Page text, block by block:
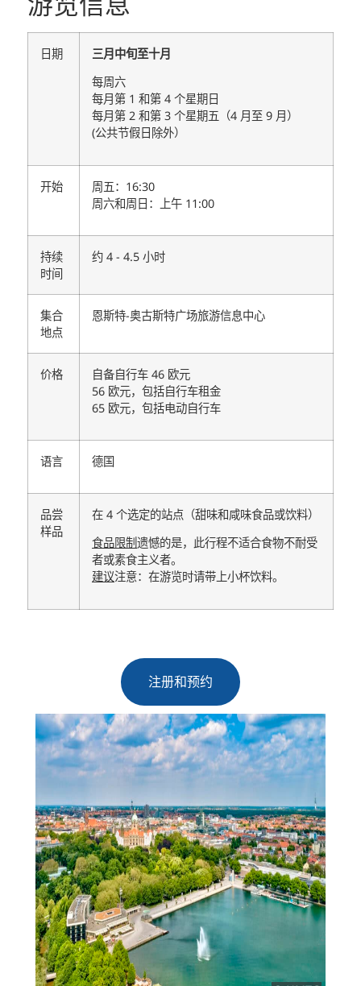
日期
三月中旬至十月
每周六
每月第 1 和第 4 个星期日
每月第 2 和第 3 个星期五（4 月至 9 月）
(公共节假日除外）
开始
周五：16:30
周六和周日：上午 11:00
持续
时间
约 4 - 4.5 小时
集合
地点
恩斯特-奥古斯特广场旅游信息中心
价格
自备自行车 46 欧元
56 欧元，包括自行车租金
65 欧元，包括电动自行车
语言 德国
品尝
样品
在 4 个选定的站点（甜味和咸味食品或饮料）
食品限制遗憾的是，此行程不适合食物不耐受
者或素食主义者。
建议注意：在游览时请带上小杯饮料。
注册和预约